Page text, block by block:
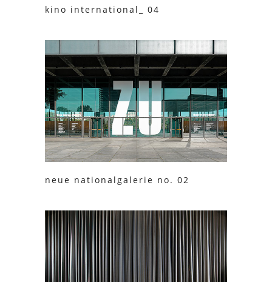
kino international_ 04
neue nationalgalerie no. 02